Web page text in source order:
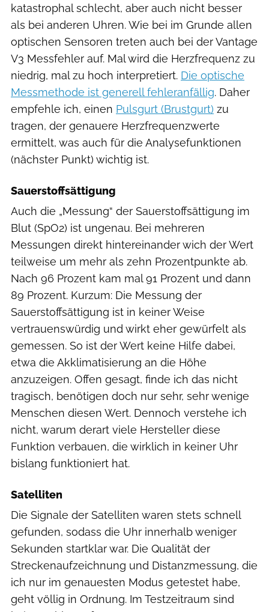
katastrophal schlecht, aber auch nicht besser
als bei anderen Uhren. Wie bei im Grunde allen
optischen Sensoren treten auch bei der Vantage
V3 Messfehler auf. Mal wird die Herzfrequenz zu
niedrig, mal zu hoch interpretiert. Die optische
Messmethode ist generell fehleranfällig. Daher
empfehle ich, einen Pulsgurt (Brustgurt) zu
tragen, der genauere Herzfrequenzwerte
ermittelt, was auch für die Analysefunktionen
(nächster Punkt) wichtig ist.
Sauerstoffsättigung
Auch die „Messung“ der Sauerstoffsättigung im
Blut (SpO2) ist ungenau. Bei mehreren
Messungen direkt hintereinander wich der Wert
teilweise um mehr als zehn Prozentpunkte ab.
Nach 96 Prozent kam mal 91 Prozent und dann
89 Prozent. Kurzum: Die Messung der
Sauerstoffsättigung ist in keiner Weise
vertrauenswürdig und wirkt eher gewürfelt als
gemessen. So ist der Wert keine Hilfe dabei,
etwa die Akklimatisierung an die Höhe
anzuzeigen. Offen gesagt, finde ich das nicht
tragisch, benötigen doch nur sehr, sehr wenige
Menschen diesen Wert. Dennoch verstehe ich
nicht, warum derart viele Hersteller diese
Funktion verbauen, die wirklich in keiner Uhr
bislang funktioniert hat.
Satelliten
Die Signale der Satelliten waren stets schnell
gefunden, sodass die Uhr innerhalb weniger
Sekunden startklar war. Die Qualität der
Streckenaufzeichnung und Distanzmessung, die
ich nur im genauesten Modus getestet habe,
geht völlig in Ordnung. Im Testzeitraum sind